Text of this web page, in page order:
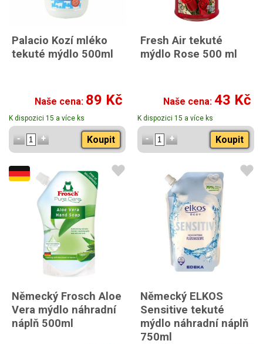
Palacio Kozí mléko
tekuté mýdlo 500ml
Naše cena: 89 Kč
K dispozici 15 a více ks
Koupit
Fresh Air tekuté
mýdlo Rose 500 ml
Naše cena: 43 Kč
K dispozici 15 a více ks
Koupit
Německý Frosch Aloe
Vera mýdlo náhradní
náplň 500ml
Německý ELKOS
Sensitive tekuté
mýdlo náhradní náplň
750ml